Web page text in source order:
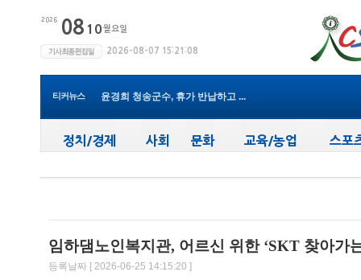
티커뉴스
청송군보건의료원, 비뇨의학과 진...
청송군 청소년방과후아카데미, 가...
윤경희 청송군수, 휴가 반납하고 ...
청송군, 청춘남녀 만남 프로그램 ...
새마을문고청송군지부, 슬라이드...
임하댐노인복지관, 어르신 위한 ‘SKT 찾아가
등록날짜 [ 2026-06-25 14:15:20 ]